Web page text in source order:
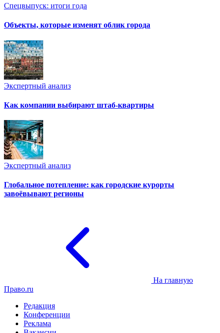
Спецвыпуск: итоги года
Объекты, которые изменят облик города
Экспертный анализ
Как компании выбирают штаб-квартиры
Экспертный анализ
Глобальное потепление: как городские курорты
завоёвывают регионы
На главную
Право.ru
Редакция
Конференции
Реклама